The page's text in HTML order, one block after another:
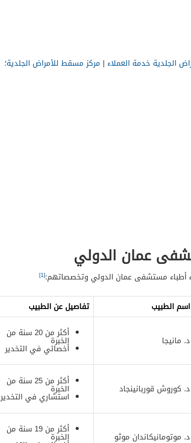
الجلدية خدمة العملاء | مركز مسقط للأمراض الجلدية؛
عمان الدولي
أطباء مستشفى عمان الدولي وتخصصاتهم:[1]
اسم الطبيب تفاصيل عن الطبيب
د. مانيجا
أكثر من 20 سنة من
الخبرة
أخصائي في التخدير
د. كوروش قوربانينجاد
أكثر من 25 سنة من
الخبرة
استشاري في التخدير
د. موتومانيكاندان موثو
أكثر من 19 سنة من
الخبرة